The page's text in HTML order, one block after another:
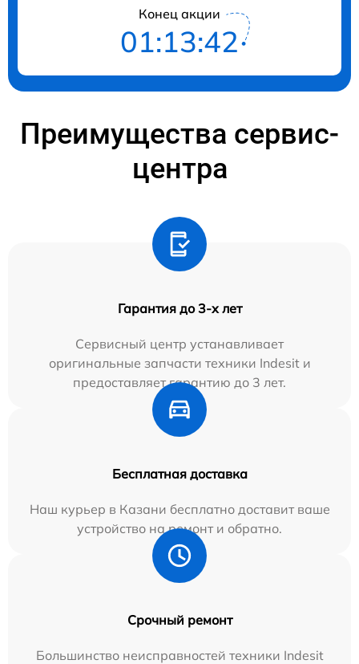
Конец акции
01:13:41
Преимущества сервис-
центра
Гарантия до 3-х лет
Сервисный центр устанавливает
оригинальные запчасти техники Indesit и
предоставляет гарантию до 3 лет.
Бесплатная доставка
Наш курьер в Казани бесплатно доставит ваше
устройство на ремонт и обратно.
Срочный ремонт
Большинство неисправностей техники Indesit